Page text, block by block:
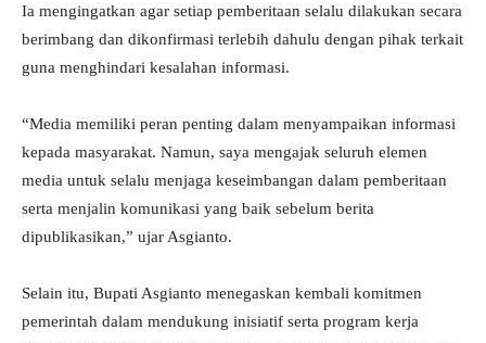
Ia mengingatkan agar setiap pemberitaan selalu dilakukan secara
berimbang dan dikonfirmasi terlebih dahulu dengan pihak terkait
guna menghindari kesalahan informasi.
“Media memiliki peran penting dalam menyampaikan informasi
kepada masyarakat. Namun, saya mengajak seluruh elemen
media untuk selalu menjaga keseimbangan dalam pemberitaan
serta menjalin komunikasi yang baik sebelum berita
dipublikasikan,” ujar Asgianto.
Selain itu, Bupati Asgianto menegaskan kembali komitmen
pemerintah dalam mendukung inisiatif serta program kerja